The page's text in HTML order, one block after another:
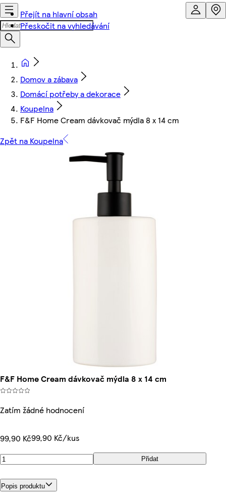
Přejít na hlavní obsah
Přeskočit na vyhledávání
Domov a zábava
Domácí potřeby a dekorace
Koupelna
F&F Home Cream dávkovač mýdla 8 x 14 cm
Zpět na Koupelna
F&F Home Cream dávkovač mýdla 8 x 14 cm
Zatím žádné hodnocení
99,90 Kč99,90 Kč/kus
Přidat
Popis produktu